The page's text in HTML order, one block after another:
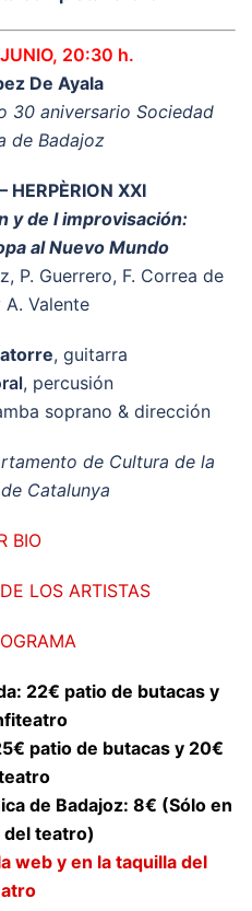
20:30 h.
De Ayala
30 aniversario Sociedad
de Badajoz
HERPÈRION XXI
y de l improvisación:
al Nuevo Mundo
P. Guerrero, F. Correa de
Valente
, guitarra
, percusión
soprano & dirección
de Cultura de la
Catalunya
BIO
LOS ARTISTAS
22€ patio de butacas y
patio de butacas y 20€
de Badajoz: 8€ (Sólo en
del teatro)
web y en la taquilla del